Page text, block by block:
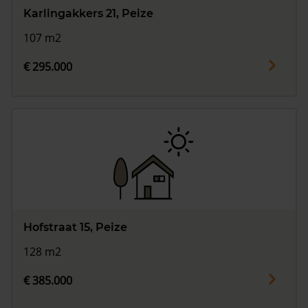
Karlingakkers 21, Peize
107 m2
€ 295.000
Hofstraat 15, Peize
128 m2
€ 385.000